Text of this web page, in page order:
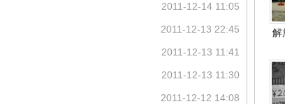
解
2011-12-14 11:05
2011-12-13 22:45
2011-12-13 11:41
2011-12-13 11:30
2011-12-12 14:08